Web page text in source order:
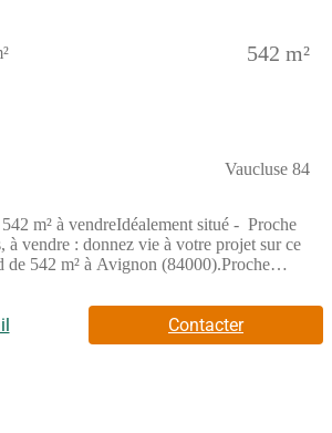
542 m²
Vaucluse 84
m² à vendreIdéalement situé - Proche
à vendre : donnez vie à votre projet sur ce
de 542 m² à Avignon (84000).Proche
supérettes, bureaux de poste,
charcuteries. Accès autoroute A7 et
Son prix de vente est de 159 000 €.
Contacter